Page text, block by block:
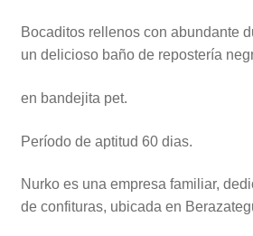
Bocaditos rellenos con abundante
un delicioso baño de repostería
en bandejita pet.
Período de aptitud 60 dias.
Nurko es una empresa familiar,
de confituras, ubicada en